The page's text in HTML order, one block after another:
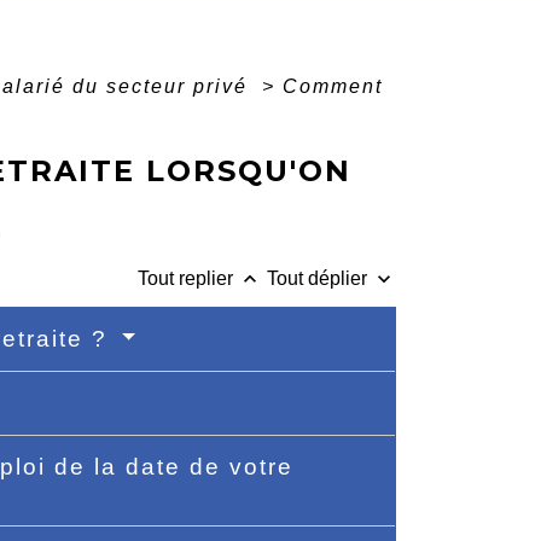
du secteur privé > Comment
LORSQU'ON
Tout replier keyboard_arrow_up Tout déplier keyboard_arrow_down
?
de la date de votre